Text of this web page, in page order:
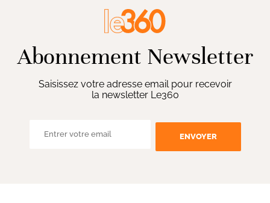
Abonnement Newsletter
Saisissez votre adresse email pour recevoir
la newsletter Le360
ENVOYER